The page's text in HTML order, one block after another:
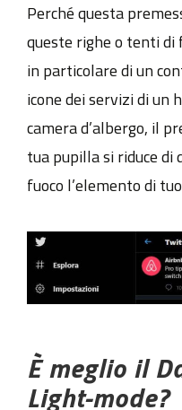
Perché questa
queste righe o tenti
in particolare di un
icone dei servizi di un
camera d’albergo, il
tua pupilla si riduce
fuoco l’elemento di
Èmeglio il
Light-mode?